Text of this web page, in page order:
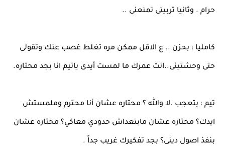
حرام . وثانيا تربيتى تمنعنى ..
كامليا : بحزن .. ع الاقل ممكن مره تغلط غصب عنك وتقولى
حتى وحشتينى..انت عمرك ما لمست أيدى ياتيم انا بجد محتاره.
تيم : بتعجب .لا والله ؟ محتاره عشان أنا محترم وملمستش
ايدك؟ محتاره عشان مابتعداش حدودي معاكي؟ محتاره عشان
بنفذ اصول دينى؟ بجد تفكيرك غريب جداً .